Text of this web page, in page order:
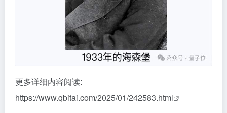
更多详细内容阅读:
https://www.qbitai.com/2025/01/242583.html